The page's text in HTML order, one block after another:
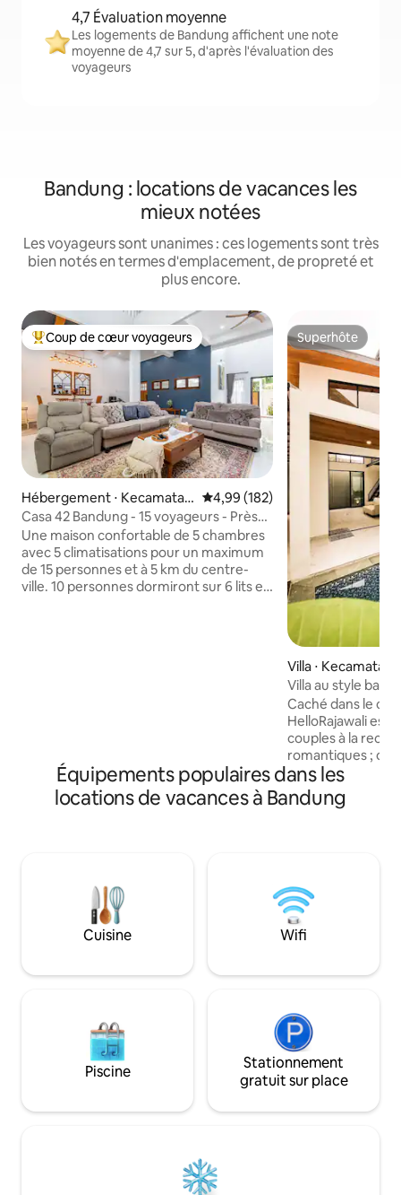
4,7 Évaluation moyenne
Les logements de Bandung affichent une note
moyenne de 4,7 sur 5, d'après l'évaluation des
voyageurs
Bandung : locations de vacances les
mieux notées
Les voyageurs sont unanimes : ces logements sont très
bien notés en termes d'emplacement, de propreté et
plus encore.
Coups de cœur voyageurs les plus appréciés
Coup de cœur voyageurs
Hébergement ⋅ Kecamatan
Antapani
Évaluation moyenne sur la
4,99 (182)
Casa 42 Bandung - 15 voyageurs - Près
du centre-ville
Une maison confortable de 5 chambres
avec 5 climatisations pour un maximum
de 15 personnes et à 5 km du centre-
ville. 10 personnes dormiront sur 6 lits et
télévision et le wifi sont gratuits.
Stationnement sous abri pour 2 voitures
(dimensions 5 x 6 m) La hauteur
Superhôte
Superhôte
Villa ⋅ Kecamatan
Villa au style
de Bandung
Caché dans le
HelloRajawali est
couples à la
romantiques ;
intime luxueuse
l'harmonie La villa vous enveloppe
instantanément
La piscine privée
de cette villa,
baignade
plongeon
cocktail, profiter
Équipements populaires dans les
locations de vacances à Bandung
Cuisine Wifi
Piscine
Stationnement
gratuit sur place